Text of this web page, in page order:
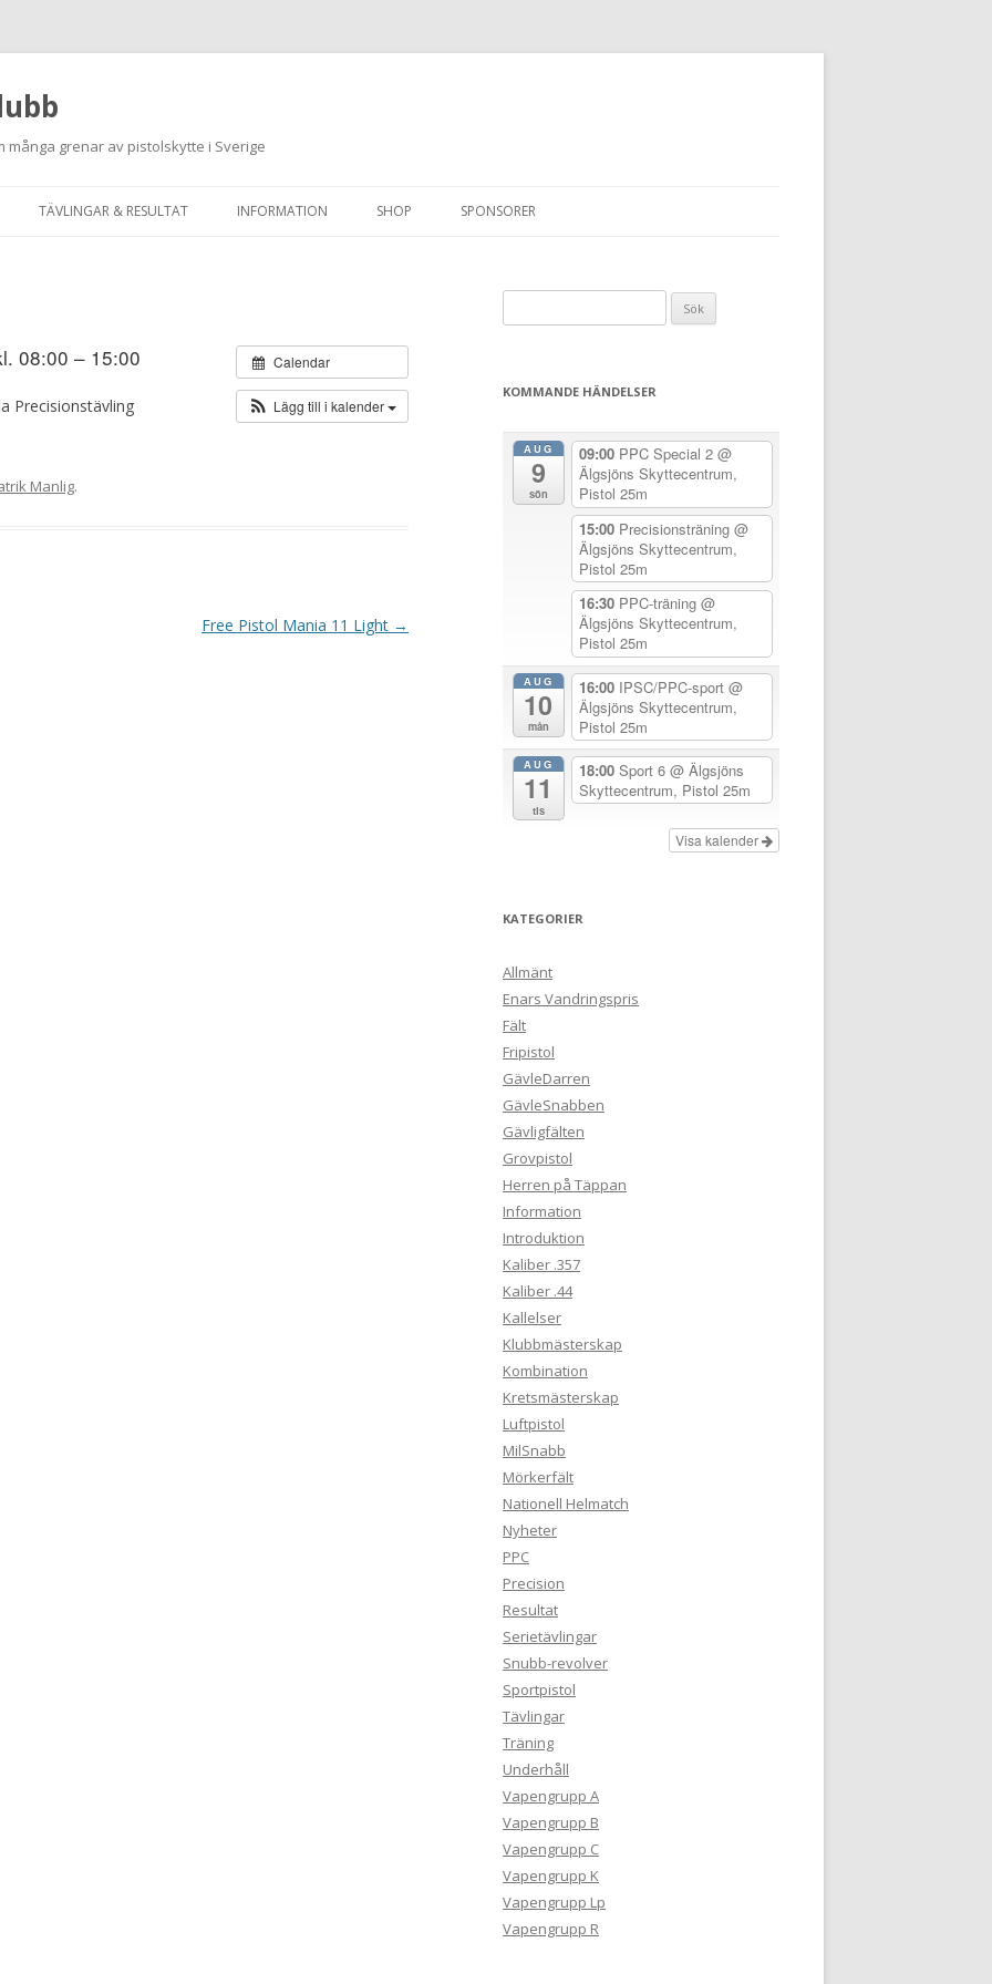
många grenar av pistolskytte i Sverige
till
TÄVLINGAR & RESULTAT INFORMATION
RUTINER FÖR SKJUTLEDARE
FÄLTSKYTTE
SHOP SPONSORER
Calendar
Lägg till i kalender
08:00 – 15:00
Precisionstävling
Manlig.
Free Pistol Mania 11 Light →
efter:
KOMMANDE HÄNDELSER
AUG
9
sön
09:00 PPC Special 2 @
Älgsjöns Skyttecentrum,
Pistol 25m
15:00 Precisionsträning @
Älgsjöns Skyttecentrum,
Pistol 25m
16:30 PPC-träning @
Älgsjöns Skyttecentrum,
Pistol 25m
AUG
10
mån
16:00 IPSC/PPC-sport @
Älgsjöns Skyttecentrum,
Pistol 25m
AUG
11
tis
18:00 Sport 6 @ Älgsjöns
Skyttecentrum, Pistol 25m
Visa kalender
KATEGORIER
Allmänt
Enars Vandringspris
Fält
Fripistol
GävleDarren
GävleSnabben
Gävligfälten
Grovpistol
Herren på Täppan
Information
Introduktion
Kaliber .357
Kaliber .44
Kallelser
Klubbmästerskap
Kombination
Kretsmästerskap
Luftpistol
MilSnabb
Mörkerfält
Nationell Helmatch
Nyheter
PPC
Precision
Resultat
Serietävlingar
Snubb-revolver
Sportpistol
Tävlingar
Träning
Underhåll
Vapengrupp A
Vapengrupp B
Vapengrupp C
Vapengrupp K
Vapengrupp Lp
Vapengrupp R